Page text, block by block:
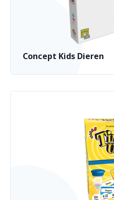
Concept Kids Dieren